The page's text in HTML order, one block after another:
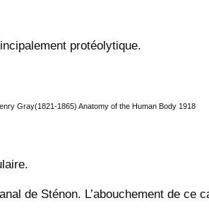
protéolytique.
Gray(1821-1865) Anatomy of the Human Body 1918
de Sténon. L’abouchement de ce